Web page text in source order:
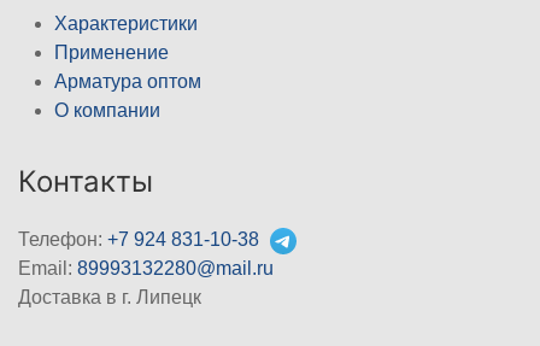
Характеристики
Применение
Арматура оптом
О компании
Контакты
Телефон: +7 924 831-10-38
Email: 89993132280@mail.ru
Доставка в г. Липецк